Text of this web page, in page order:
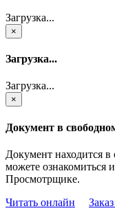
Загрузка...
×
Загрузка...
Загрузка...
×
Документ в
Документ находится
можете ознакомиться
Просмотрщике.
Читать онлайн